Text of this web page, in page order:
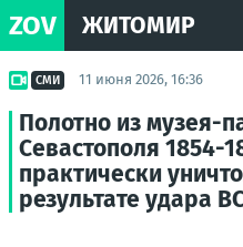
ZOV ЖИТОМИР
СМИ 11 июня 2026, 16:36
Полотно из музея-
Севастополя 1854-
практически
результате удара